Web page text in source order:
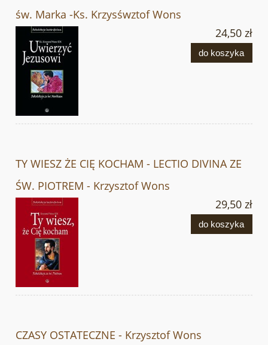
św. Marka -Ks. Krzysśwztof Wons
24,50 zł
do koszyka
TY WIESZ ŻE CIĘ KOCHAM - LECTIO DIVINA ZE
ŚW. PIOTREM - Krzysztof Wons
29,50 zł
do koszyka
CZASY OSTATECZNE - Krzysztof Wons